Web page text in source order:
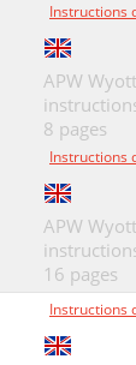
Instructions
APW
8 pages
Instructions
APW
16 pages
Instructions